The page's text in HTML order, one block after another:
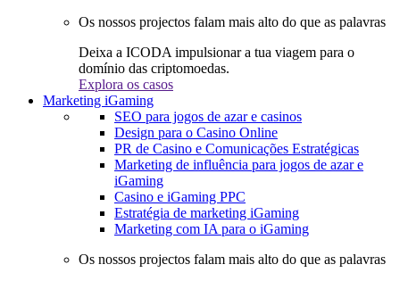
Os nossos projectos falam mais alto do que as palavras
Deixa a ICODA impulsionar a tua viagem para o
domínio das criptomoedas.
Explora os casos
Marketing iGaming
SEO para jogos de azar e casinos
Design para o Casino Online
PR de Casino e Comunicações Estratégicas
Marketing de influência para jogos de azar e
iGaming
Casino e iGaming PPC
Estratégia de marketing iGaming
Marketing com IA para o iGaming
Os nossos projectos falam mais alto do que as palavras